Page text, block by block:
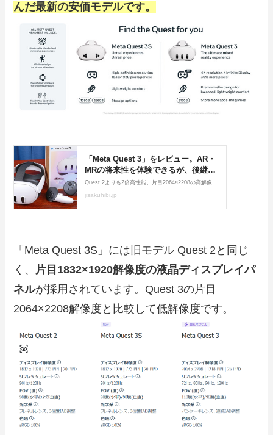
んだ最新の安価モデルです。
「Meta Quest 3S」には旧モデル Quest 2と同じ
く、 片目1832×1920解像度の液晶ディスプレイパ
ネルが採用されています。Quest 3の片目
2064×2208解像度と比較して低解像度です。